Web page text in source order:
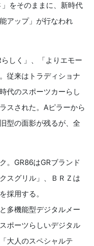
をそのままに、新時代
アップ」が行なわれ
しく」、「よりエモー
従来はトラディショナ
代のスポーツカーらし
スされた。Aピラーから
型の面影が残るが、全
。GR86はGRブランド
スグリル」、ＢＲＺは
採用する。
多機能型デジタルメー
ポーツらしいデジタル
大人のスペシャルテ